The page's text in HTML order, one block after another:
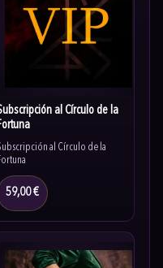
al Círculo de la
al Círculo de la
59,00 €